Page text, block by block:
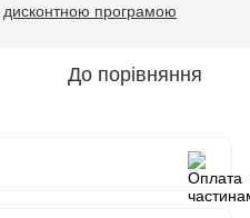
дисконтною програмою
До порівняння